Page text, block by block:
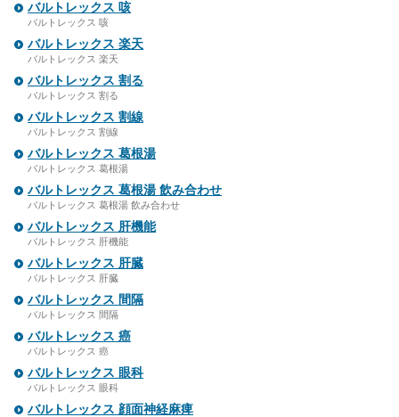
バルトレックス 咳
バルトレックス 咳
バルトレックス 楽天
バルトレックス 楽天
バルトレックス 割る
バルトレックス 割る
バルトレックス 割線
バルトレックス 割線
バルトレックス 葛根湯
バルトレックス 葛根湯
バルトレックス 葛根湯 飲み合わせ
バルトレックス 葛根湯 飲み合わせ
バルトレックス 肝機能
バルトレックス 肝機能
バルトレックス 肝臓
バルトレックス 肝臓
バルトレックス 間隔
バルトレックス 間隔
バルトレックス 癌
バルトレックス 癌
バルトレックス 眼科
バルトレックス 眼科
バルトレックス 顔面神経麻痺